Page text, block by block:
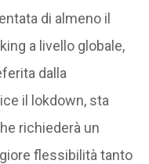
di almeno il
a livello globale,
dalla
il lokdown, sta
richiederà un
flessibilità tanto